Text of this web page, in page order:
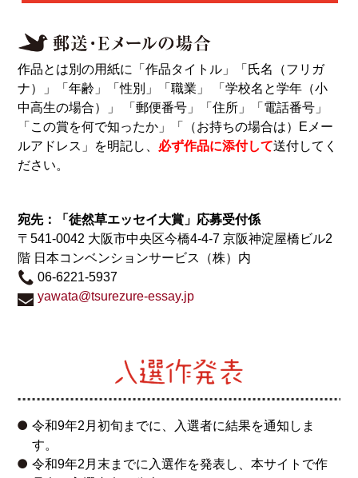
入選作品を掲載しました。
授賞式を石清水八幡宮清峯殿で行いました。
2018.09.30
応募を締め切りました。多くのご応募をいただき、あり
がとうございました。今後選考を実施し、入選者の方に
は平成31年2月初旬までにご連絡します。
記念講演内は台風の影響のため中止となりました。
2018.07.26
選考委員・茂木健一郎さんによる記念講演（8/23）の案
内を掲載しました。
授賞式の様子を追加しました。
2018.03.19
入選作品
2018.03.17
作品とは別の用紙に「作品タイトル」「氏名（フリガ
ナ）」「年齢」「性別」「職業」 「学校名と学年（小
中高生の場合）」 「郵便番号」「住所」「電話番号」
「この賞を何で知ったか」「（お持ちの場合は）Eメー
ルアドレス」を明記し、 必ず作品に添付して送付してく
ださい。
宛先：「徒然草エッセイ大賞」応募受付係
〒541-0042 大阪市中央区今橋4-4-7 京阪神淀屋橋ビル2
階 日本コンベンションサービス（株）内
06-6221-5937
yawata@tsurezure-essay.jp
令和9年2月初旬までに、入選者に結果を通知しま
す。
令和9年2月末までに入選作を発表し、本サイトで作